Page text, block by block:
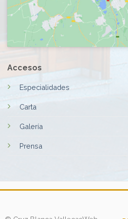
Accesos
Especialidades
Carta
Galería
Prensa